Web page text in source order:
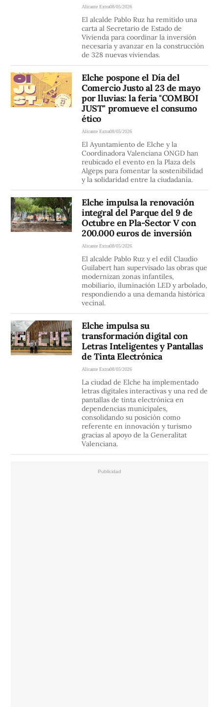
Alicante Extra08/05/2026
El alcalde Pablo Ruz ha remitido una
carta al Secretario de Estado de
Vivienda para coordinar la inversión
necesaria y avanzar en la construcción
de 328 nuevas viviendas.
Elche pospone el Día del
Comercio Justo al 23 de mayo
por lluvias: la feria "COMBOI
JUST" promueve el consumo
ético
Alicante Extra08/05/2026
El Ayuntamiento de Elche y la
Coordinadora Valenciana ONGD han
reubicado el evento en la Plaza dels
Algeps para fomentar la sostenibilidad
y la solidaridad entre la ciudadanía.
Elche impulsa la renovación
integral del Parque del 9 de
Octubre en Pla-Sector V con
200.000 euros de inversión
Alicante Extra08/05/2026
El alcalde Pablo Ruz y el edil Claudio
Guilabert han supervisado las obras que
modernizan zonas infantiles,
mobiliario, iluminación LED y arbolado,
respondiendo a una demanda histórica
vecinal.
Elche impulsa su
transformación digital con
Letras Inteligentes y Pantallas
de Tinta Electrónica
Alicante Extra08/05/2026
La ciudad de Elche ha implementado
letras digitales interactivas y una red de
pantallas de tinta electrónica en
dependencias municipales,
consolidando su posición como
referente en innovación y turismo
gracias al apoyo de la Generalitat
Valenciana.